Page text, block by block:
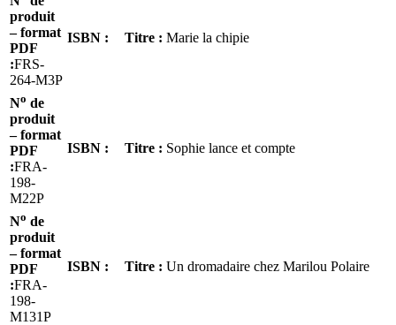
produit
– format
PDF
:FRS-
264-M3P
ISBN : Titre : Marie la chipie
No de
produit
– format
PDF
:FRA-
198-
M22P
ISBN : Titre : Sophie lance et compte
No de
produit
– format
PDF
:FRA-
198-
M131P
ISBN : Titre : Un dromadaire chez Marilou Polaire